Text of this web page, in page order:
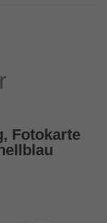
Fotokarte